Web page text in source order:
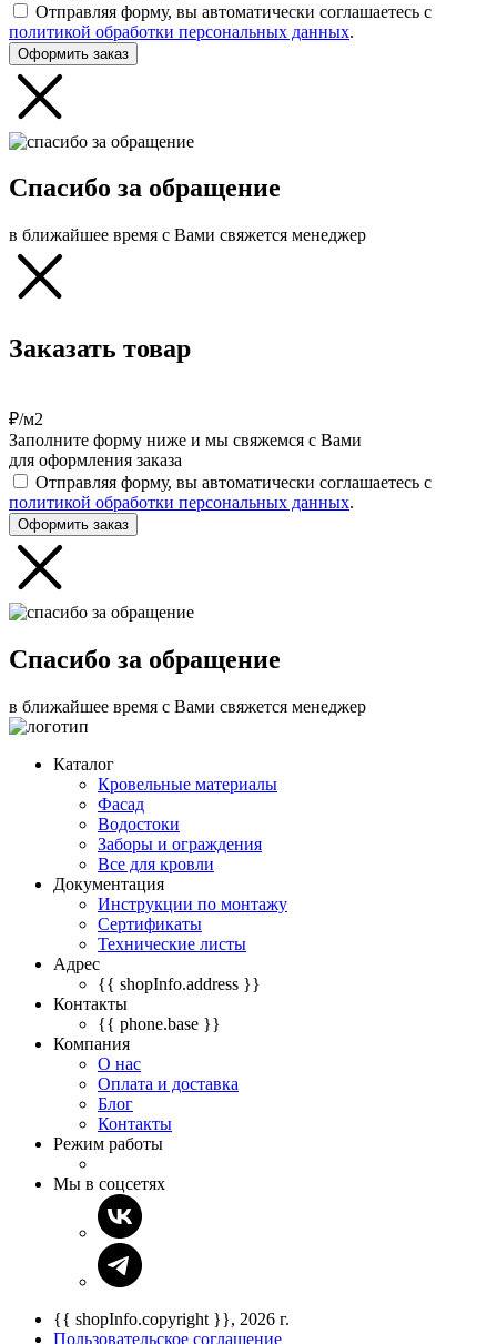
Отправляя форму, вы автоматически соглашаетесь с
политикой обработки персональных данных.
Оформить заказ
Спасибо за обращение
в ближайшее время с Вами свяжется менеджер
Заказать товар
₽/м2
Заполните форму ниже и мы свяжемся с Вами
для оформления заказа
Отправляя форму, вы автоматически соглашаетесь с
политикой обработки персональных данных.
Оформить заказ
Спасибо за обращение
в ближайшее время с Вами свяжется менеджер
Каталог
Кровельные материалы
Фасад
Водостоки
Заборы и ограждения
Все для кровли
Документация
Инструкции по монтажу
Сертификаты
Технические листы
Адрес
{{ shopInfo.address }}
Контакты
{{ phone.base }}
Компания
О нас
Оплата и доставка
Блог
Контакты
Режим работы
Мы в соцсетях
{{ shopInfo.copyright }}, 2026 г.
Пользовательское соглашение